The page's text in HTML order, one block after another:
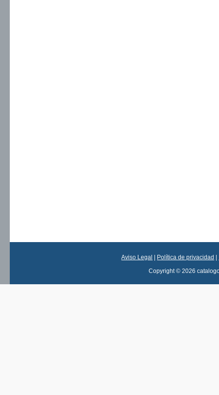
Aviso Legal Política de privacidad
Copyright © 2026